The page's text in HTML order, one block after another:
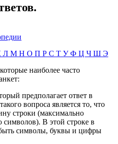
Л М Н О П Р С Т УФ Ц Ч Ш Э
наиболее часто
предполагает ответ в
вопроса является то, что
строки (максимально
символов). В этой строке в
быть символы, буквы и цифры